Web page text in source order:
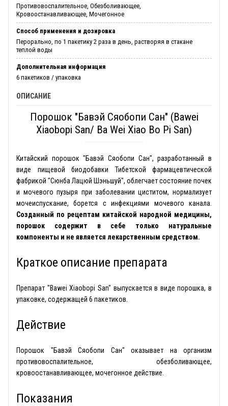
Противовоспалительное, Обезболивающее,
Кровоостанавливающее, Мочегонное
Способ применения и дозировка
Перорально, по 1 пакетику 2 раза в день, растворяя в стакане
теплой воды
Дополнительная информация
6 пакетиков / упаковка
ОПИСАНИЕ
Порошок "Бавэй Сяобопи Сан" (Bawei
Xiaobopi San/ Ba Wei Xiao Bo Pi San)
Китайский порошок "Бавэй Сяобопи Сан", разработанный в
виде пищевой биодобавки Тибетской фармацевтической
фабрикой "Сюнба Лацюй Шэньшуй", облегчает состояние почек
и мочевого пузыря при заболевании циститом, нормализует
мочеиспускание, борется с инфекциями мочевого канала.
Созданный по рецептам китайской народной медицины,
порошок содержит в себе только натуральные
компоненты и не является лекарственным средством.
Краткое описание препарата
Препарат "Bawei Xiaobopi San" выпускается в виде порошка, в
упаковке, содержащей 6 пакетиков.
Действие
Порошок "Бавэй Сяобопи Сан" оказывает на организм
противовоспалительное, обезболивающее,
кровоостанавливающее, мочегонное действие.
Показания